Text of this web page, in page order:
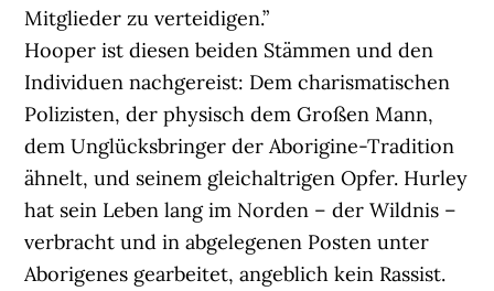
Mitglieder zu verteidigen.”
Hooper ist diesen beiden Stämmen und den
Individuen nachgereist: Dem charismatischen
Polizisten, der physisch dem Großen Mann,
dem Unglücksbringer der Aborigine-Tradition
ähnelt, und seinem gleichaltrigen Opfer. Hurley
hat sein Leben lang im Norden – der Wildnis –
verbracht und in abgelegenen Posten unter
Aborigenes gearbeitet, angeblich kein Rassist.